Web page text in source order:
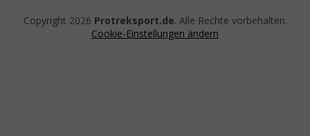
Copyright 2026 Protreksport.de. Alle Rechte vorbehalten.
Cookie-Einstellungen ändern